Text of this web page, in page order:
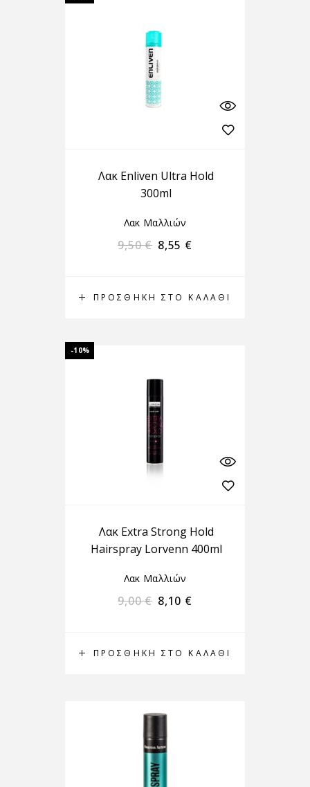
ΠΡΟΣΘΉΚΗ ΣΤΟ ΚΑΛΆΘΙ
Λακ Enliven Ultra Hold
300ml
Λακ Μαλλιών
9,50€ 8,55 €
-10%
ΠΡΟΣΘΉΚΗ ΣΤΟ ΚΑΛΆΘΙ
Λακ Extra Strong Hold
Hairspray Lorvenn 400ml
Λακ Μαλλιών
9,00€ 8,10 €